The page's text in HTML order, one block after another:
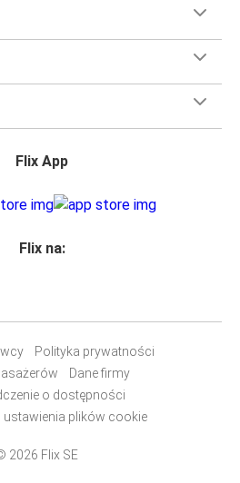
Flix App
Flix na:
Polityka prywatności
Dane firmy
o dostępności
ustawienia plików cookie
2026 Flix SE